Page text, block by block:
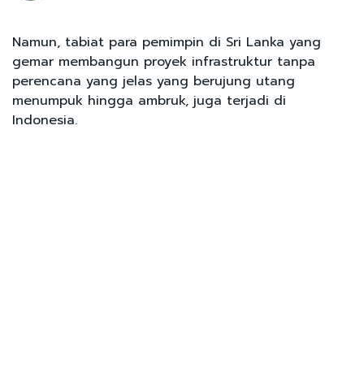
Namun, tabiat para pemimpin di Sri Lanka yang
gemar membangun proyek infrastruktur tanpa
perencana yang jelas yang berujung utang
menumpuk hingga ambruk, juga terjadi di
Indonesia.